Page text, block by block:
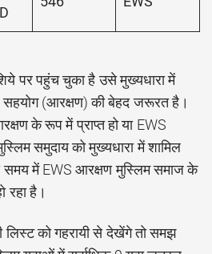
पर पहुंच चुका है उसे मुख्यधारा में
सहयोग (आरक्षण) की बेहद जरूरत है।
के रूप में प्राप्त हो या EWS
समुदाय को मुख्यधारा में शामिल
समय में EWS आरक्षण मुस्लिम समाज के
रहा है।
को गहरायी से देखेंगे तो समझ